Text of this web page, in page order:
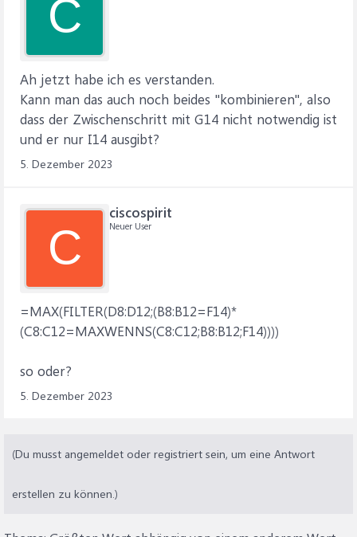
C
Ah jetzt habe ich es verstanden.
Kann man das auch noch beides "kombinieren", also
dass der Zwischenschritt mit G14 nicht notwendig ist
und er nur I14 ausgibt?
5. Dezember 2023
C
ciscospirit
Neuer User
=MAX(FILTER(D8:D12;(B8:B12=F14)*
(C8:C12=MAXWENNS(C8:C12;B8:B12;F14))))
so oder?
5. Dezember 2023
(Du musst angemeldet oder registriert sein, um eine Antwort
erstellen zu können.)